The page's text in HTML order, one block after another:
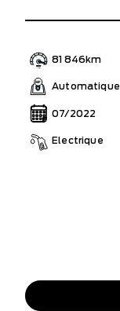
81 846km
Automatique
07/2022
Electrique